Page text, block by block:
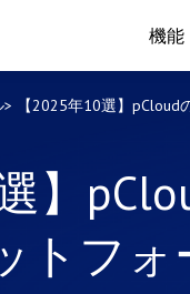
機能
> 【2025年10選】
】
トフォ